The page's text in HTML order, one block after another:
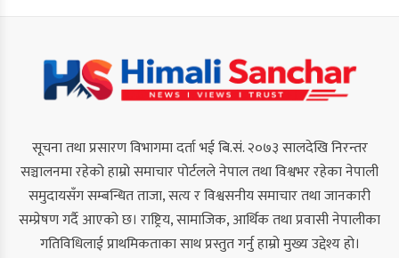
सूचना तथा प्रसारण विभागमा दर्ता भई बि.सं. २०७३ सालदेखि निरन्तर
सञ्चालनमा रहेको हाम्रो समाचार पोर्टलले नेपाल तथा विश्वभर रहेका नेपाली
समुदायसँग सम्बन्धित ताजा, सत्य र विश्वसनीय समाचार तथा जानकारी
सम्प्रेषण गर्दै आएको छ। राष्ट्रिय, सामाजिक, आर्थिक तथा प्रवासी नेपालीका
गतिविधिलाई प्राथमिकताका साथ प्रस्तुत गर्नु हाम्रो मुख्य उद्देश्य हो।